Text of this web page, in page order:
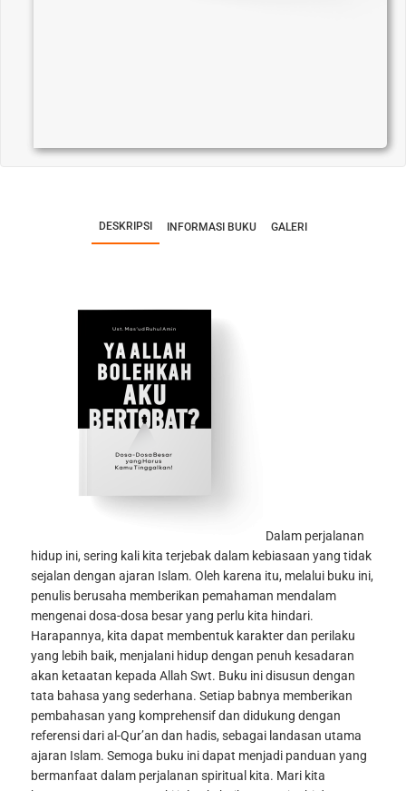
DESKRIPSI INFORMASI BUKU GALERI
Dalam perjalanan
hidup ini, sering kali kita terjebak dalam kebiasaan yang tidak
sejalan dengan ajaran Islam. Oleh karena itu, melalui buku ini,
penulis berusaha memberikan pemahaman mendalam
mengenai dosa-dosa besar yang perlu kita hindari.
Harapannya, kita dapat membentuk karakter dan perilaku
yang lebih baik, menjalani hidup dengan penuh kesadaran
akan ketaatan kepada Allah Swt. Buku ini disusun dengan
tata bahasa yang sederhana. Setiap babnya memberikan
pembahasan yang komprehensif dan didukung dengan
referensi dari al-Qur’an dan hadis, sebagai landasan utama
ajaran Islam. Semoga buku ini dapat menjadi panduan yang
bermanfaat dalam perjalanan spiritual kita. Mari kita